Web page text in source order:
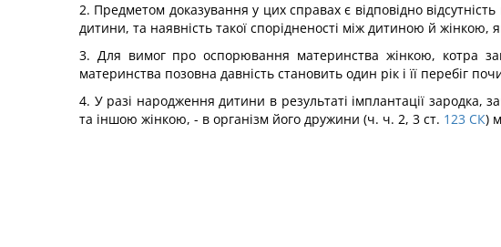
2. Предметом доказування у цих справах є відповідно
дитини, та наявність такої спорідненості між дитиною й жінкою,
3. Для вимог про оспорювання материнства жінкою, котра
материнства позовна давність становить один рік і її перебіг
4. У разі народження дитини в результаті імплантації зародка,
та іншою жінкою, - в організм його дружини (ч. ч. 2, 3 ст. 123 СК)